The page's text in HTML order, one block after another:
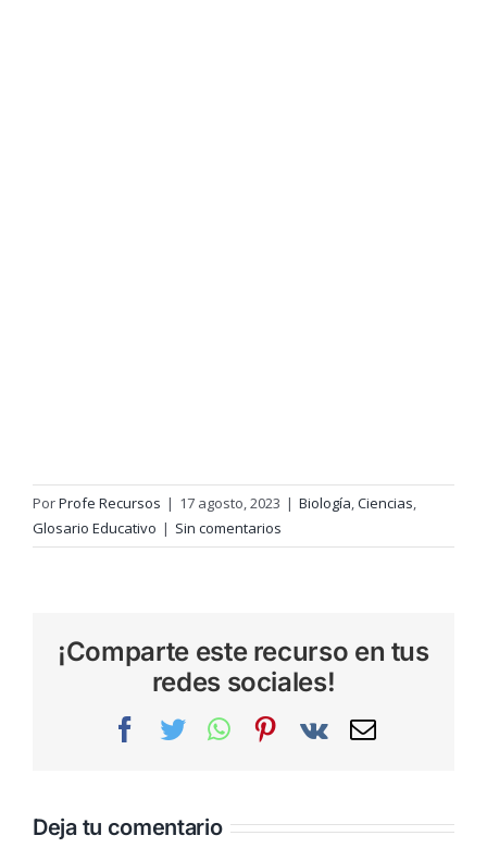
PorProfe Recursos | 17 agosto, 2023 | Biología,Ciencias,
Glosario Educativo | Sin comentarios
¡Comparte este recurso en tus
redes sociales!
Facebook
TwitterWhatsAppPinterest
Vk
Correo
Deja tu comentario